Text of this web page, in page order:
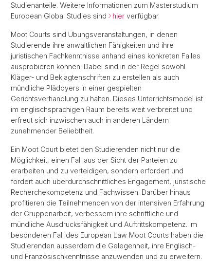
Studienanteile. Weitere Informationen zum Masterstudium
European Global Studies sind
hier verfügbar.
Moot Courts sind Übungsveranstaltungen, in denen
Studierende ihre anwaltlichen Fähigkeiten und ihre
juristischen Fachkenntnisse anhand eines konkreten Falles
ausprobieren können. Dabei sind in der Regel sowohl
Kläger- und Beklagtenschriften zu erstellen als auch
mündliche Plädoyers in einer gespielten
Gerichtsverhandlung zu halten. Dieses Unterrichtsmodel ist
im englischsprachigen Raum bereits weit verbreitet und
erfreut sich inzwischen auch in anderen Ländern
zunehmender Beliebtheit.
Ein Moot Court bietet den Studierenden nicht nur die
Möglichkeit, einen Fall aus der Sicht der Parteien zu
erarbeiten und zu verteidigen, sondern erfordert und
fördert auch überdurchschnittliches Engagement, juristische
Recherchekompetenz und Fachwissen. Darüber hinaus
profitieren die Teilnehmenden von der intensiven Erfahrung
der Gruppenarbeit, verbessern ihre schriftliche und
mündliche Ausdrucksfähigkeit und Auftrittskompetenz. Im
besonderen Fall des European Law Moot Courts haben die
Studierenden ausserdem die Gelegenheit, ihre Englisch-
und Französischkenntnisse anzuwenden und zu erweitern.